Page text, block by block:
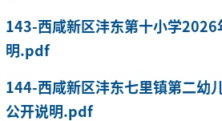
143-西咸新区沣东第十小学2026
明.pdf
144-西咸新区沣东七里镇第二幼
公开说明.pdf